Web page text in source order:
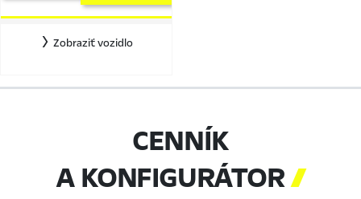
Zobraziť vozidlo
CENNÍK
A KONFIGURÁTOR